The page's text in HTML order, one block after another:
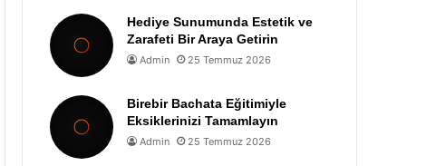
Hediye Sunumunda Estetik ve
Zarafeti Bir Araya Getirin
Admin 25 Temmuz 2026
Birebir Bachata Eğitimiyle
Eksiklerinizi Tamamlayın
Admin 25 Temmuz 2026